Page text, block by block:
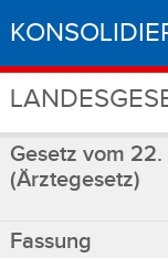
Gesetz vom
(Ärztegesetz)
Fassung